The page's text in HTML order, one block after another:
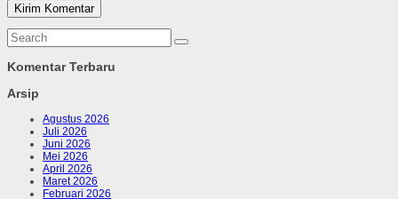
Komentar Terbaru
Arsip
Agustus 2026
Juli 2026
Juni 2026
Mei 2026
April 2026
Maret 2026
Februari 2026